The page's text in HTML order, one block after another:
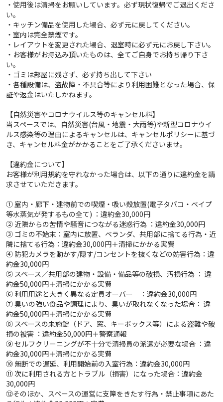
・使用後は清掃をお願いしています。必ず現状復帰でご退出くださ
い。
・キッチン備品を使用した場合、必ず元に戻してください。
・室内は完全禁煙です。
・レイアウトを変更された場合、退室時に必ず元にお戻し下さい。
・お客様がお持込み頂いたものは、全てご自身でお持ち帰り下さ
い。
・ゴミは部屋に残さず、必ず持ち出して下さい
・各種設備は、盗故障・不具合等により利用困難となった場合、保
証や返金はいたしかねます。
【自然災害やコロナウイルス等のキャンセル料】
当スペースでは、自然災害(台風・地震・大雨等)や新型コロナウイ
ルス感染等の理由によるキャンセルは、キャンセルポリシーに基づ
き、キャンセル料金がかかることをご了承くださいませ。
【違約金について】
お客様が利用規約を守れなかった場合は、以下の通りに違約金を請
求させていただきます。
① 室内・廊下・建物前での喫煙・吸い殻放置(電子タバコ・ベイプ
等水蒸気が発するもの全て) ：違約金30,000円
② 近隣からの苦情や騒音につながる迷惑行為 ：違約金30,000円
③ ゴミの不始末：室内に放置、ベランダ、共用部に捨てる行為・近
隣に捨てる行為：違約金30,000円＋清掃にかかる実費
④ 防犯カメラを動かす/隠す/コンセントを抜くなどの妨害行為：違
約金30,000円
⑤ スペース／共用部の建物・設備・備品等の破損、汚損行為 ： 違
約金50,000円＋清掃にかかる実費
⑥ 利用用途と大きく異なる定員オーバー ：違約金30,000円
⑦ 臭いの強い食品や調理により、臭いが取れなくなった場合： 違
約金50,000円＋清掃にかかる実費
⑧ スペースの未施錠（ドア、窓、キーボックス等）による盗難や破
損の被害 ：違約金50,000円＋警察通報
⑨ セルフクリーニングが不十分で清掃員の派遣が必要な場合 ：違
約金30,000円＋清掃にかかる実費
⑩ 無断での遅延、利用開始前の入室行為：違約金30,000円
⑪ 次に利用される方とトラブル（損害）になった場合：違約金
30,000円
⑫そのほか、スペースの運営に支障をきたす行為・禁止事項にあた